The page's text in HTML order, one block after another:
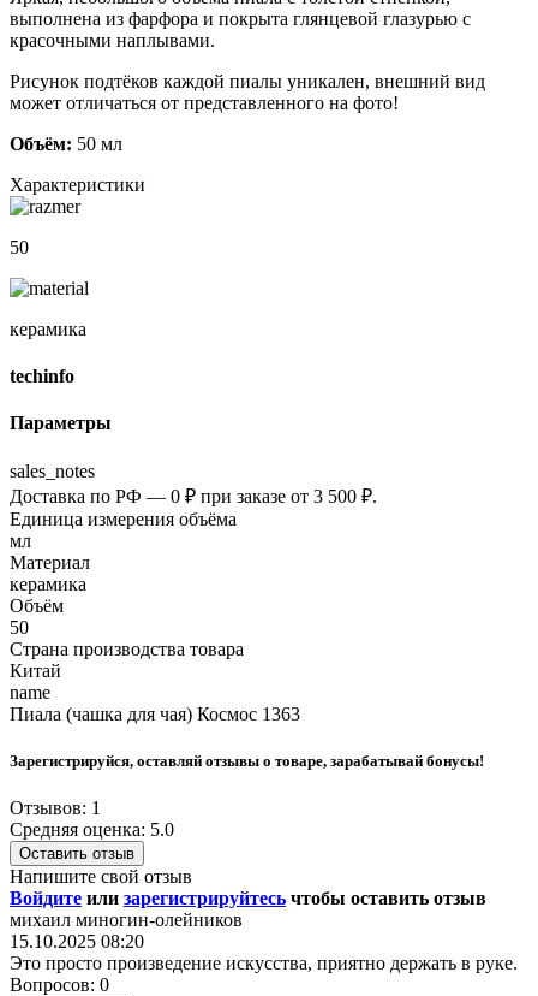
выполнена из фарфора и покрыта глянцевой глазурью с
красочными наплывами.
Рисунок подтёков каждой пиалы уникален, внешний вид
может отличаться от представленного на фото!
Объём: 50 мл
Характеристики
50
керамика
techinfo
Параметры
sales_notes
Доставка по РФ — 0 ₽ при заказе от 3 500 ₽.
Единица измерения объёма
мл
Материал
керамика
Объём
50
Страна производства товара
Китай
name
Пиала (чашка для чая) Космос 1363
Зарегистрируйся, оставляй отзывы о товаре, зарабатывай бонусы!
Отзывов: 1
Средняя оценка: 5.0
Оставить отзыв
Напишите свой отзыв
Войдите или зарегистрируйтесь чтобы оставить отзыв
михаил миногин-олейников
15.10.2025 08:20
Это просто произведение искусства, приятно держать в руке.
Вопросов: 0